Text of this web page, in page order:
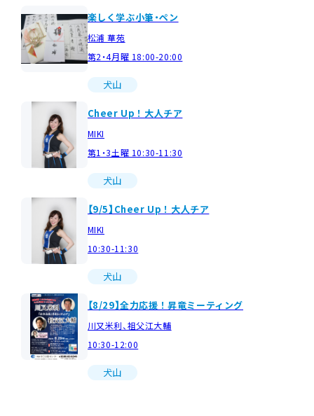
楽しく学ぶ小筆・ペン
松浦 華苑
第2・4月曜 18:00-20:00
犬山
Cheer Up！大人チア
MIKI
第1・3土曜 10:30-11:30
犬山
【9/5】Cheer Up！大人チア
MIKI
10:30-11:30
犬山
【8/29】全力応援！昇竜ミーティング
川又米利、祖父江大輔
10:30-12:00
犬山